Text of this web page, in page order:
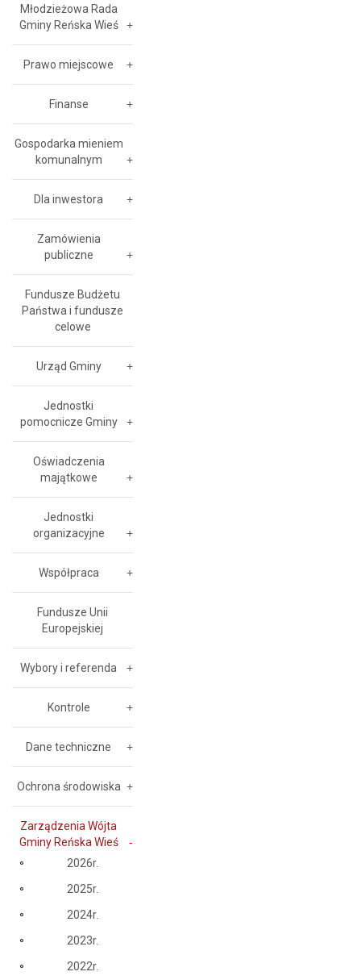
Młodzieżowa Rada
Gminy Reńska Wieś
Prawo miejscowe
Finanse
Gospodarka mieniem
komunalnym
Dla inwestora
Zamówienia
publiczne
Fundusze Budżetu
Państwa i fundusze
celowe
Urząd Gminy
Jednostki
pomocnicze Gminy
Oświadczenia
majątkowe
Jednostki
organizacyjne
Współpraca
Fundusze Unii
Europejskiej
Wybory i referenda
Kontrole
Dane techniczne
Ochrona środowiska
Zarządzenia Wójta
Gminy Reńska Wieś
2026r.
2025r.
2024r.
2023r.
2022r.